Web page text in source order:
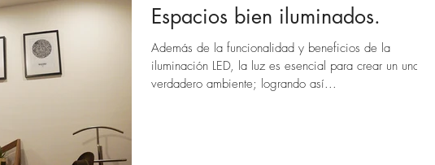
Espacios bien iluminados.
Además de la funcionalidad y beneficios de la
iluminación LED, la luz es esencial para crear un una
verdadero ambiente; logrando así...